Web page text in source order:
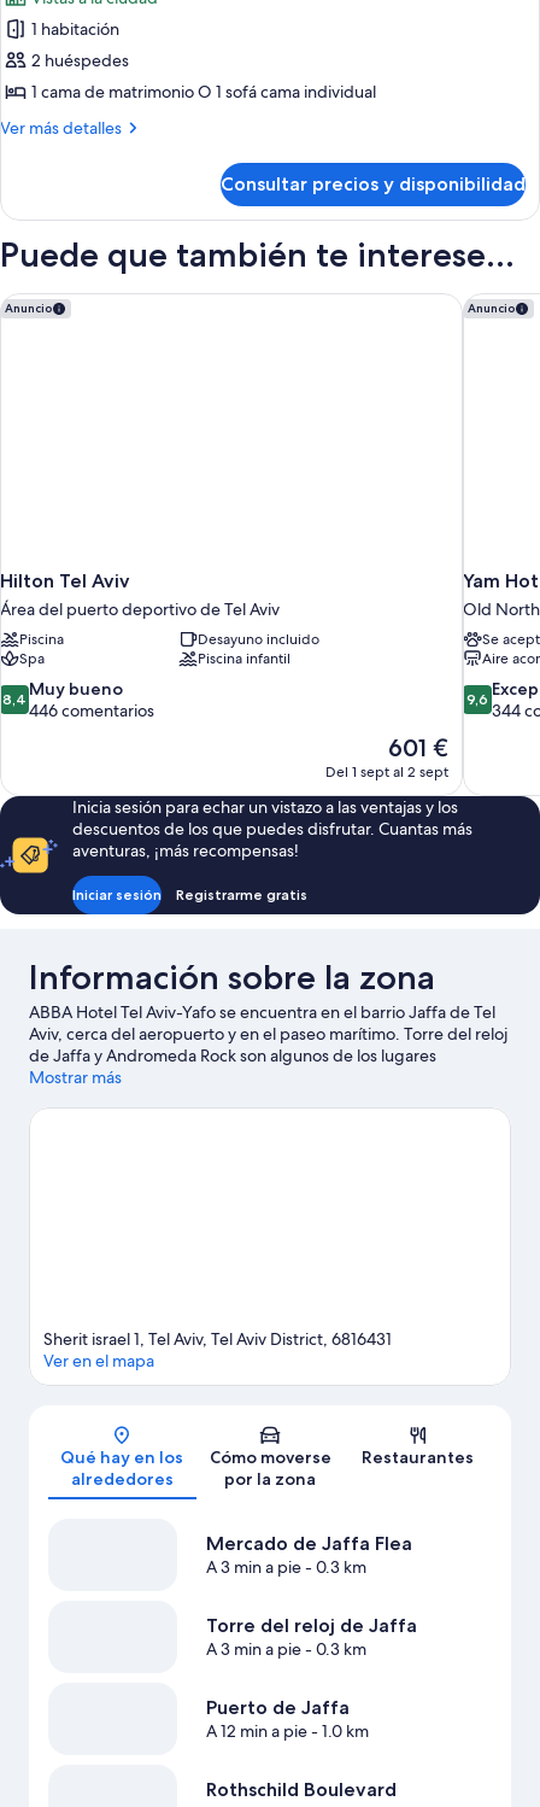
las
fotos
de
Habitación
Deluxe
1 habitación
2 huéspedes
1 cama de matrimonio O 1 sofá cama individual
Ver más detalles
Más
Deluxe
balcón
Consultar precios y disponibilidad
Puede que también te interese...
Anuncio
Hilton Tel Aviv
Área del puerto deportivo de Tel Aviv
Piscina
Desayuno incluido
Spa
Piscina infantil
8.4
sobre
446 comentarios
8,4 Muy bueno
446 comentarios
El
precio
es
de
601 €
Del 1 sept al 2 sept
Hilton Tel Aviv Anuncio
Yam
Old North
Se
Aire
9.6
sobre
9,6
344
Yam
Inicia sesión para echar un vistazo a las ventajas y los
descuentos de los que puedes disfrutar. Cuantas más
aventuras, ¡más recompensas!
Iniciar sesión Registrarme gratis
Información sobre la zona
ABBA Hotel Tel Aviv-Yafo se encuentra en el barrio Jaffa de Tel
Aviv, cerca del aeropuerto y en el paseo marítimo. Torre del reloj
de Jaffa y Andromeda Rock son algunos de los lugares
emblemáticos de la región, donde también puedes acercarte a
Teatro y Centro Bauhaus Tel Aviv. Observatorio Azrieli y Centro
Mostrar más
Mapa
Sherit israel 1, Tel Aviv, Tel Aviv District, 6816431
Ver en el mapa
Qué hay en los
alrededores
Cómo moverse
por la zona
Restaurantes
Mercado de Jaffa Flea
A 3 min a pie- 0.3 km
Torre del reloj de Jaffa
A 3 min a pie- 0.3 km
Puerto de Jaffa
A 12 min a pie- 1.0 km
Rothschild Boulevard